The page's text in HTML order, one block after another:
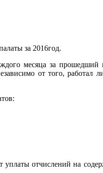
за 2016год.
месяца за прошедший
от того, работал
отчислений на